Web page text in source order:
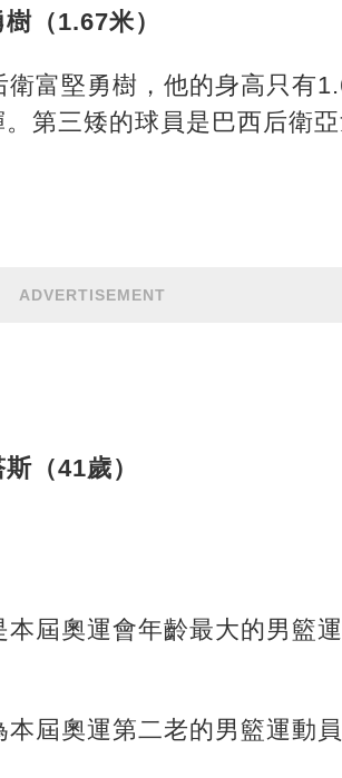
（1.67米）
富堅勇樹，他的身高只有
第三矮的球員是巴西后衛
ADVERTISEMENT
（41歲）
屆奧運會年齡最大的男籃
屆奧運第二老的男籃運動